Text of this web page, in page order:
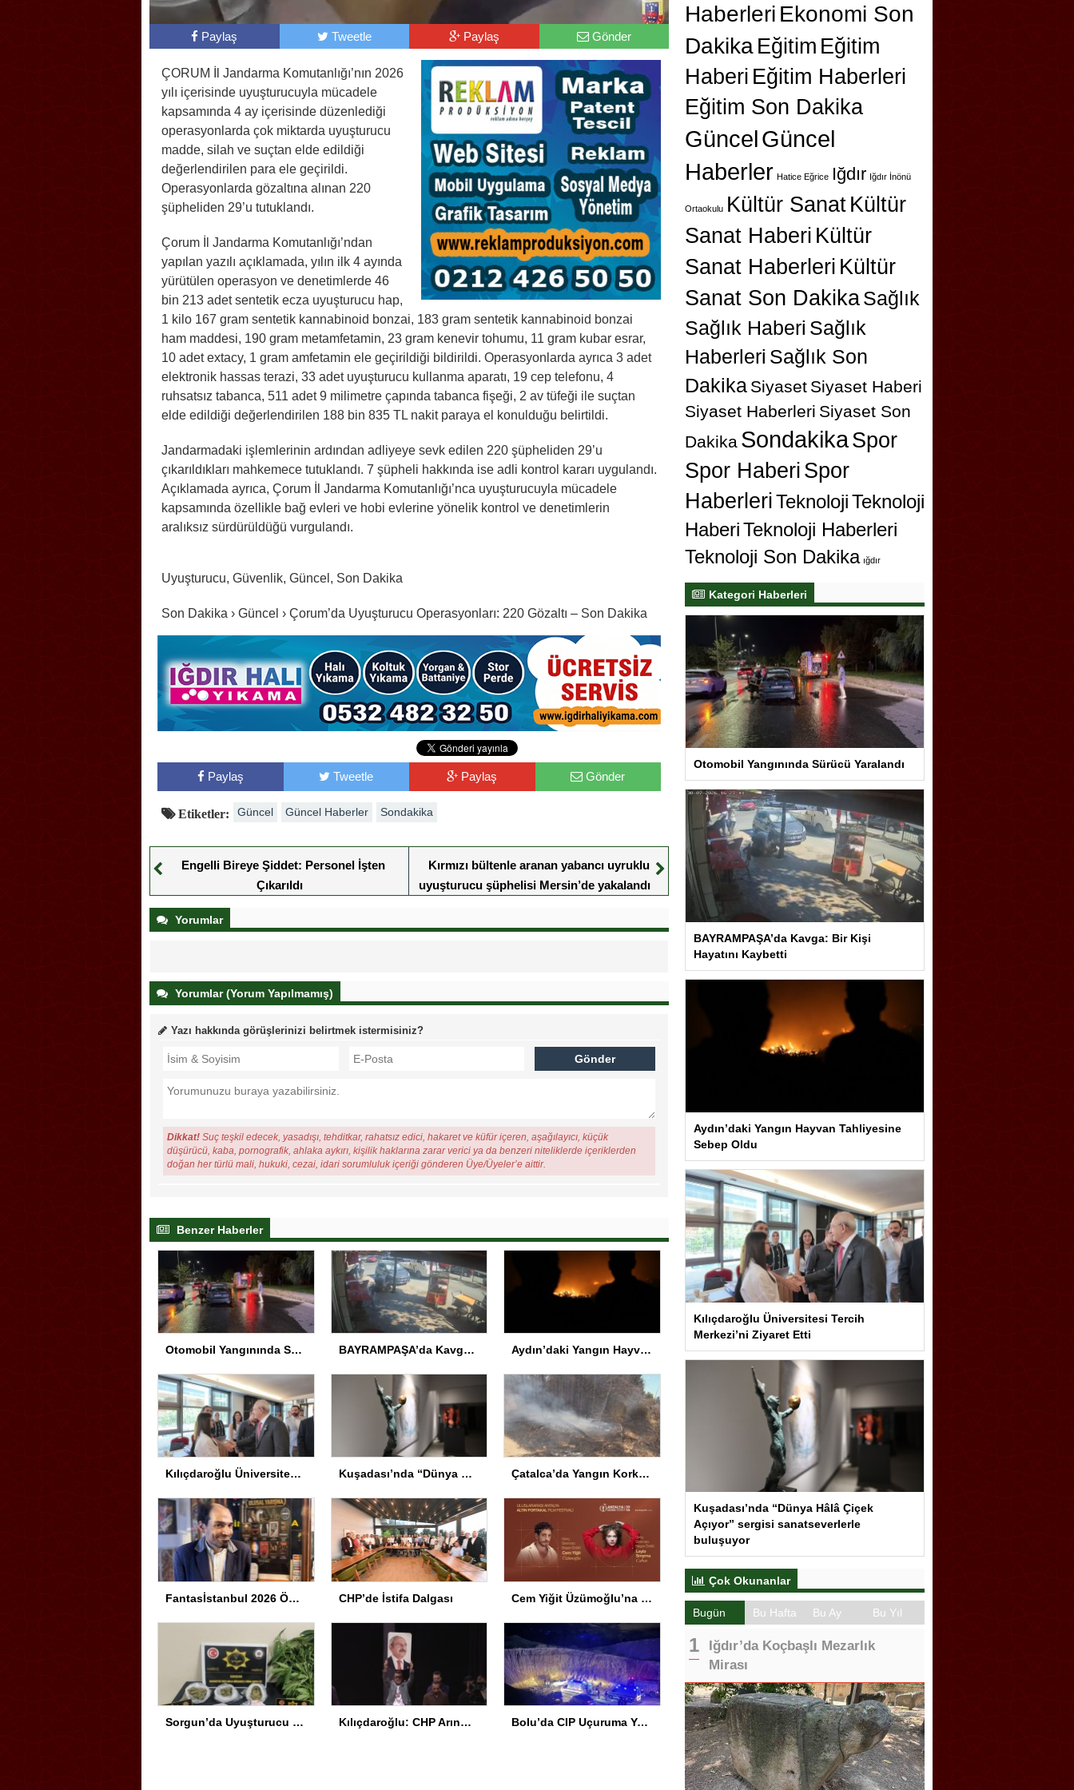
Paylaş Tweetle Paylaş Gönder
ÇORUM İl Jandarma Komutanlığı’nın 2026
yılı içerisinde uyuşturucuyla mücadele
kapsamında 4 ay içerisinde düzenlediği
operasyonlarda çok miktarda uyuşturucu
madde, silah ve suçtan elde edildiği
değerlendirilen para ele geçirildi.
Operasyonlarda gözaltına alınan 220
şüpheliden 29’u tutuklandı.
Çorum İl Jandarma Komutanlığı’ndan
yapılan yazılı açıklamada, yılın ilk 4 ayında
yürütülen operasyon ve denetimlerde 46
bin 213 adet sentetik ecza uyuşturucu hap,
1 kilo 167 gram sentetik kannabinoid bonzai, 183 gram sentetik kannabinoid bonzai
ham maddesi, 190 gram metamfetamin, 23 gram kenevir tohumu, 11 gram kubar esrar,
10 adet extacy, 1 gram amfetamin ele geçirildiği bildirildi. Operasyonlarda ayrıca 3 adet
elektronik hassas terazi, 33 adet uyuşturucu kullanma aparatı, 19 cep telefonu, 4
ruhsatsız tabanca, 511 adet 9 milimetre çapında tabanca fişeği, 2 av tüfeği ile suçtan
elde edildiği değerlendirilen 188 bin 835 TL nakit paraya el konulduğu belirtildi.
Jandarmadaki işlemlerinin ardından adliyeye sevk edilen 220 şüpheliden 29’u
çıkarıldıkları mahkemece tutuklandı. 7 şüpheli hakkında ise adli kontrol kararı uygulandı.
Açıklamada ayrıca, Çorum İl Jandarma Komutanlığı’nca uyuşturucuyla mücadele
kapsamında özellikle bağ evleri ve hobi evlerine yönelik kontrol ve denetimlerin
aralıksız sürdürüldüğü vurgulandı.
Uyuşturucu, Güvenlik, Güncel, Son Dakika
Son Dakika › Güncel › Çorum’da Uyuşturucu Operasyonları: 220 Gözaltı – Son Dakika
Paylaş Tweetle Paylaş Gönder
Etiketler: Güncel Güncel Haberler Sondakika
Engelli Bireye Şiddet: Personel İşten
Çıkarıldı
Kırmızı bültenle aranan yabancı uyruklu
uyuşturucu şüphelisi Mersin’de yakalandı
Yorumlar
Yorumlar (Yorum Yapılmamış)
Yazı hakkında görüşlerinizi belirtmek istermisiniz?
Dikkat! Suç teşkil edecek, yasadışı, tehditkar, rahatsız edici, hakaret ve küfür içeren, aşağılayıcı, küçük
düşürücü, kaba, pornografik, ahlaka aykırı, kişilik haklarına zarar verici ya da benzeri niteliklerde içeriklerden
doğan her türlü mali, hukuki, cezai, idari sorumluluk içeriği gönderen Üye/Üyeler’e aittir.
Benzer Haberler
Otomobil Yangınında Sürücü Yaralandı BAYRAMPAŞA’da Kavga: Bir Kişi Hayatını Kaybetti Aydın’daki Yangın Hayvan Tahliyesine Sebep Oldu
Kılıçdaroğlu Üniversitesi Tercih Merkezi’ni Ziyaret Etti Kuşadası’nda “Dünya Hâlâ Çiçek Açıyor” sergisi sanatseverlerle buluşuyor Çatalca’da Yangın Korkuttu
Fantasİstanbul 2026 Ödül Töreni Yapıldı CHP’de İstifa Dalgası Cem Yiğit Üzümoğlu’na Genç Başarı Ödülü
Sorgun’da Uyuşturucu Operasyonu Kılıçdaroğlu: CHP Arınmak Zorunda Bolu’da CIP Uçuruma Yuvarlandı: 2 Ölü, 1 Yaralı
Haberleri Ekonomi Son
Dakika Eğitim Eğitim
Haberi Eğitim Haberleri
Eğitim Son Dakika
GüncelGüncel
Haberler Hatice Eğrice Iğdır Iğdır İnönü
Ortaokulu Kültür SanatKültür
Sanat Haberi Kültür
Sanat Haberleri Kültür
Sanat Son DakikaSağlık
Sağlık Haberi Sağlık
Haberleri Sağlık Son
Dakika Siyaset Siyaset Haberi
Siyaset Haberleri Siyaset Son
Dakika SondakikaSpor
Spor Haberi Spor
HaberleriTeknolojiTeknoloji
HaberiTeknoloji Haberleri
Teknoloji Son Dakika ığdır
Kategori Haberleri
Otomobil Yangınında Sürücü Yaralandı
BAYRAMPAŞA’da Kavga: Bir Kişi
Hayatını Kaybetti
Aydın’daki Yangın Hayvan Tahliyesine
Sebep Oldu
Kılıçdaroğlu Üniversitesi Tercih
Merkezi’ni Ziyaret Etti
Kuşadası’nda “Dünya Hâlâ Çiçek
Açıyor” sergisi sanatseverlerle
buluşuyor
Çok Okunanlar
Bugün Bu Hafta Bu Ay Bu Yıl
Iğdır’da Koçbaşlı Mezarlık
Mirası